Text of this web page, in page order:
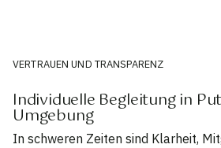
VERTRAUEN UND TRANSPARENZ
Individuelle Begleitung in
Umgebung
In schweren Zeiten sind Klarheit,